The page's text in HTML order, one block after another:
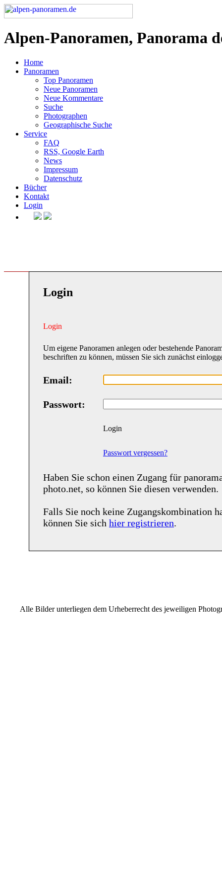
Alpen-Panoramen, Panorama
Home
Panoramen
Top Panoramen
Neue Panoramen
Neue Kommentare
Suche
Photographen
Geographische Suche
Service
FAQ
RSS, Google Earth
News
Impressum
Datenschutz
Bücher
Kontakt
Login
Login
Login
Um eigene Panoramen anlegen oder bestehende
beschriften zu können, müssen Sie sich zunächst
Email:
Passwort:
Login
Passwort vergessen?
Haben Sie schon einen Zugang für
photo.net, so können Sie diesen verwenden.
Falls Sie noch keine Zugangskombination
können Sie sich hier registrieren.
Alle Bilder unterliegen dem Urheberrecht des jeweiligen